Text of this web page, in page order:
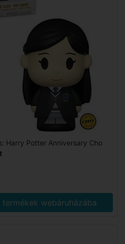
Harry Potter Anniversary Cho
termékek webáruházába